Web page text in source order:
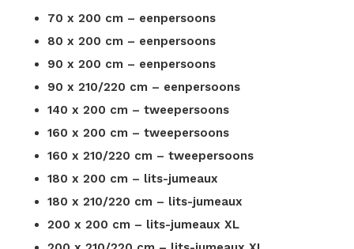
70 x 200 cm – eenpersoons
80 x 200 cm – eenpersoons
90 x 200 cm – eenpersoons
90 x 210/220 cm – eenpersoons
140 x 200 cm – tweepersoons
160 x 200 cm – tweepersoons
160 x 210/220 cm – tweepersoons
180 x 200 cm – lits-jumeaux
180 x 210/220 cm – lits-jumeaux
200 x 200 cm – lits-jumeaux XL